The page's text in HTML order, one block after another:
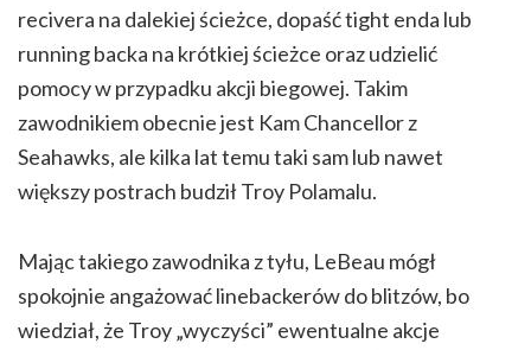
recivera na dalekiej ścieżce, dopaść tight enda lub
running backa na krótkiej ścieżce oraz udzielić
pomocy w przypadku akcji biegowej. Takim
zawodnikiem obecnie jest Kam Chancellor z
Seahawks, ale kilka lat temu taki sam lub nawet
większy postrach budził Troy Polamalu.
Mając takiego zawodnika z tyłu, LeBeau mógł
spokojnie angażować linebackerów do blitzów, bo
wiedział, że Troy „wyczyści” ewentualne akcje